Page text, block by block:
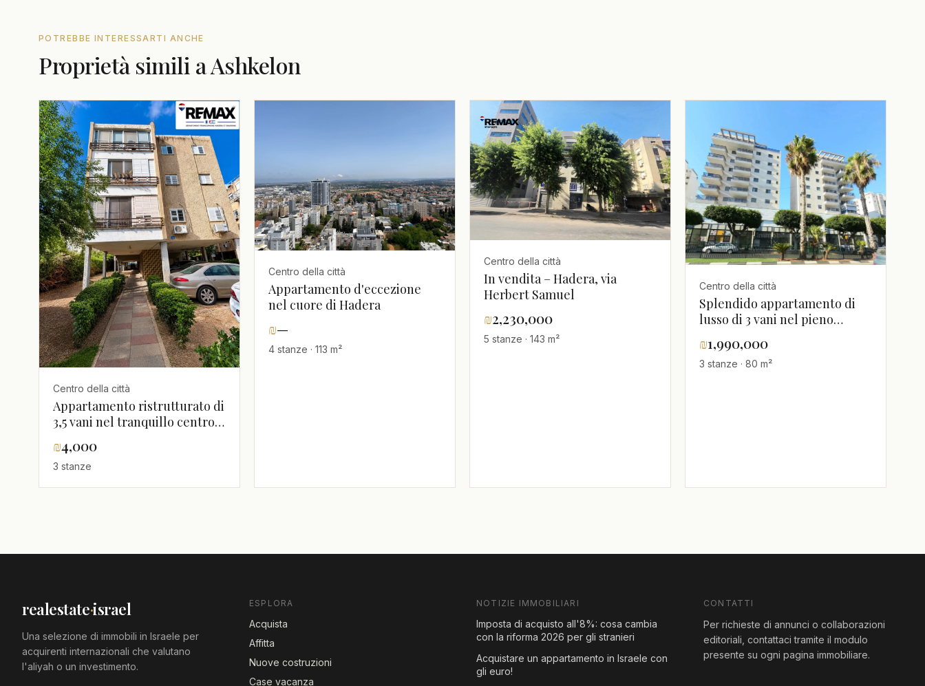
POTREBBE INTERESSARTI ANCHE
Proprietà simili a Ashkelon
Centro della città
Appartamento ristrutturato di
3,5 vani nel tranquillo centro
₪4,000
3 stanze
Centro della città
Appartamento d'eccezione
nel cuore di Hadera
₪—
4 stanze · 113 m²
Centro della città
In vendita – Hadera, via
Herbert Samuel
₪2,230,000
5 stanze · 143 m²
Centro della città
Splendido appartamento di
lusso di 3 vani nel pieno
₪1,990,000
3 stanze · 80 m²
realestate·israel
Una selezione di immobili in Israele per
acquirenti internazionali che valutano
l'aliyah o un investimento.
ESPLORA
Acquista
Affitta
Nuove costruzioni
Case vacanza
NOTIZIE IMMOBILIARI
Imposta di acquisto all'8%: cosa cambia
con la riforma 2026 per gli stranieri
Acquistare un appartamento in Israele con
gli euro!
CONTATTI
Per richieste di annunci o collaborazioni
editoriali, contattaci tramite il modulo
presente su ogni pagina immobiliare.